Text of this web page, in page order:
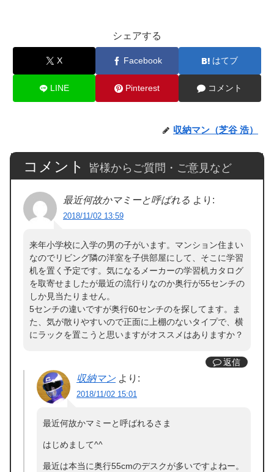
シェアする
X Facebook はてブ
LINE Pinterest コメント
収納マン（芝谷 浩）
コメント 皆様からご質問・ご意見など
最近何故かマミーと呼ばれる より:
2018/11/02 13:59
来年小学校に入学の男の子がいます。マンション住まい
なのでリビング隣の洋室を子供部屋にして、そこに学習
机を置く予定です。気になるメーカーの学習机カタログ
を取寄せましたが最近の流行りなのか奥行が55センチの
しか見当たりません。
5センチの違いですが奥行60センチのを探してます。ま
た、気が散りやすいので正面に上棚のないタイプで、横
にラックを置こうと思いますがオススメはありますか？
返信
収納マン より:
2018/11/02 15:01
最近何故かマミーと呼ばれるさま
はじめまして^^
最近は本当に奥行55cmのデスクが多いですよねー。